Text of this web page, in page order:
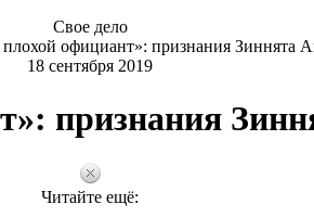
Свое дело
официант»: признания Зиннята
18 сентября 2019
признания
Читайте ещё: